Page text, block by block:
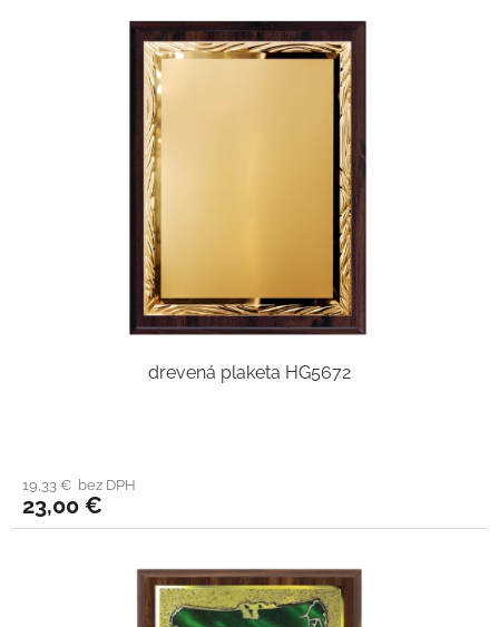
drevená plaketa HG5672
19,33 € bez DPH
23,00 €